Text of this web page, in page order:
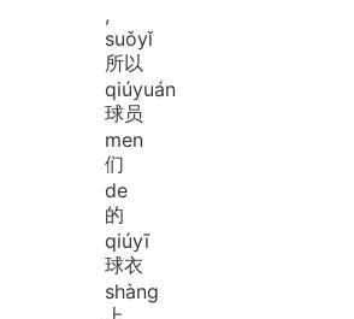
,
suǒyǐ
所以
qiúyuán
球员
men
们
de
的
qiúyī
球衣
shàng